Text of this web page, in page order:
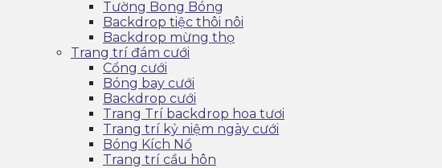
Tường Bong Bóng
Backdrop tiệc thôi nôi
Backdrop mừng thọ
Trang trí đám cưới
Cổng cưới
Bóng bay cưới
Backdrop cưới
Trang Trí backdrop hoa tươi
Trang trí kỷ niệm ngày cưới
Bóng Kích Nổ
Trang trí cầu hôn